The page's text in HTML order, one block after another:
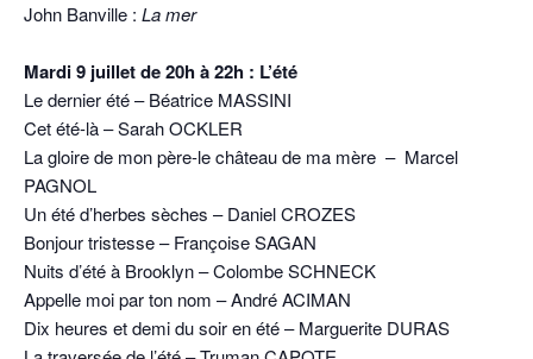
John Banville : La mer
Mardi 9 juillet de 20h à 22h : L’été
Le dernier été – Béatrice MASSINI
Cet été-là – Sarah OCKLER
La gloire de mon père-le château de ma mère – Marcel
PAGNOL
Un été d’herbes sèches – Daniel CROZES
Bonjour tristesse – Françoise SAGAN
Nuits d’été à Brooklyn – Colombe SCHNECK
Appelle moi par ton nom – André ACIMAN
Dix heures et demi du soir en été – Marguerite DURAS